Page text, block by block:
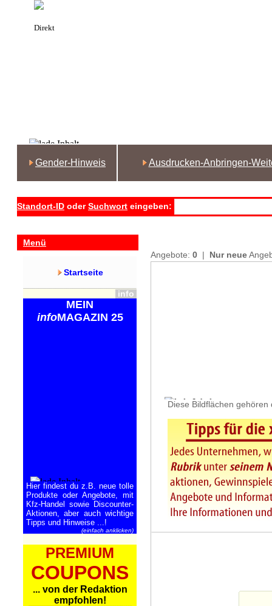
Gender-Hinweis Ausdrucken-Anbringen-
Standort-ID oderSuchwort eingeben:
Menü
Startseite
info
MEIN
infoMAGAZIN 25
Hier findest du z.B. neue tolle
Produkte oder Angebote, mit
Kfz-Handel sowie Discounter-
Aktionen, aber auch wichtige
Tipps und Hinweise ...!
(einfach anklicken)
PREMIUM
COUPONS
... von der Redaktion
empfohlen!
Angebote: 0 | Nur neue
Diese Bildflächen